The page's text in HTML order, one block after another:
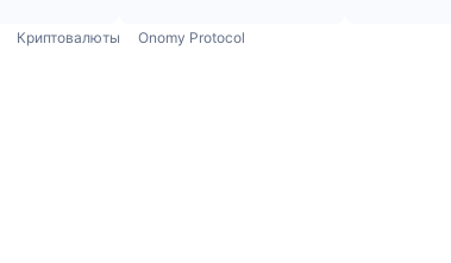
Криптовалюты Onomy Protocol